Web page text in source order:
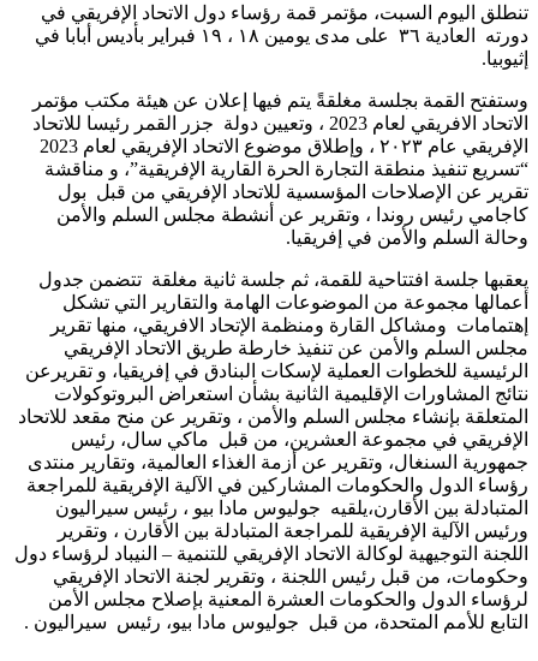
تنطلق اليوم السبت، مؤتمر قمة رؤساء دول الاتحاد الإفريقي في
دورته العادية ٣٦ على مدى يومين ١٨ ، ١٩ فبراير بأديس أبابا في
إثيوبيا.
وستفتح القمة بجلسة مغلقةً يتم فيها إعلان عن هيئة مكتب مؤتمر
الاتحاد الافريقي لعام 2023 ، وتعيين دولة جزر القمر رئيسا للاتحاد
“تسريع تنفيذ منطقة التجارة الحرة القارية الإفريقية”، و مناقشة
تقرير عن الإصلاحات المؤسسية للاتحاد الإفريقي من قبل بول
كاجامي رئيس روندا ، وتقرير عن أنشطة مجلس السلم والأمن
وحالة السلم والأمن في إفريقيا.
يعقبها جلسة افتتاحية للقمة، ثم جلسة ثانية مغلقة تتضمن جدول
أعمالها مجموعة من الموضوعات الهامة والتقارير التي تشكل
إهتمامات ومشاكل القارة ومنظمة الإتحاد الافريقي، منها تقرير
مجلس السلم والأمن عن تنفيذ خارطة طريق الاتحاد الإفريقي
الرئيسية للخطوات العملية لإسكات البنادق في إفريقيا، و تقريرعن
نتائج المشاورات الإقليمية الثانية بشأن استعراض البروتوكولات
المتعلقة بإنشاء مجلس السلم والأمن ، وتقرير عن منح مقعد للاتحاد
الإفريقي في مجموعة العشرين، من قبل ماكي سال، رئيس
جمهورية السنغال، وتقرير عن أزمة الغذاء العالمية، وتقارير منتدى
رؤساء الدول والحكومات المشاركين في الآلية الإفريقية للمراجعة
المتبادلة بين الأقارن،يلقيه جوليوس مادا بيو ، رئيس سيراليون
ورئيس الآلية الإفريقية للمراجعة المتبادلة بين الأقارن ، وتقرير
اللجنة التوجيهية لوكالة الاتحاد الإفريقي للتنمية – النيباد لرؤساء دول
وحكومات، من قبل رئيس اللجنة ، وتقرير لجنة الاتحاد الإفريقي
لرؤساء الدول والحكومات العشرة المعنية بإصلاح مجلس الأمن
التابع للأمم المتحدة، من قبل جوليوس مادا بيو، رئيس سيراليون .